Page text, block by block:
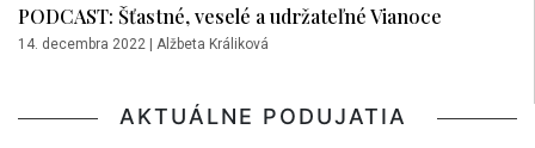
PODCAST: Šťastné, veselé a udržateľné Vianoce
14. decembra 2022 Alžbeta Králiková
AKTUÁLNE PODUJATIA